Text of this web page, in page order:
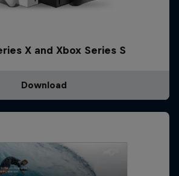
X and Xbox Series S
Download